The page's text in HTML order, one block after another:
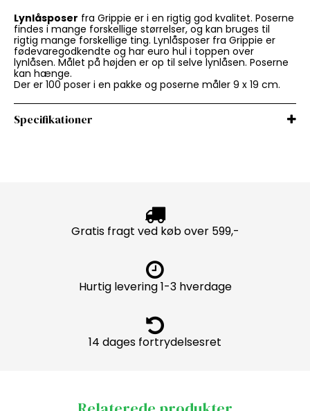
Lynlåsposer fra Grippie er i en rigtig god kvalitet. Poserne
findes i mange forskellige størrelser, og kan bruges til
rigtig mange forskellige ting. Lynlåsposer fra Grippie er
fødevaregodkendte og har euro hul i toppen over
lynlåsen. Målet på højden er op til selve lynlåsen. Poserne
kan hænge.
Der er 100 poser i en pakke og poserne måler 9 x 19 cm.
Specifikationer
Gratis fragt ved køb over 599,-
Hurtig levering 1-3 hverdage
14 dages fortrydelsesret